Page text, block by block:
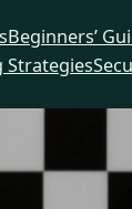
Beginners’
Strategies